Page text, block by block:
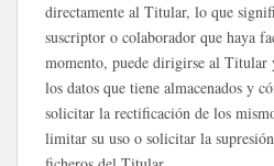
directamente al Titular, lo que
suscriptor o colaborador que haya
momento, puede dirigirse al
los datos que tiene almacenados y
solicitar la rectificación de los
limitar su uso o solicitar la